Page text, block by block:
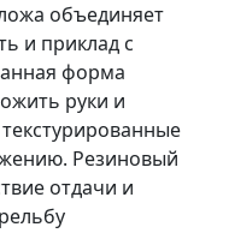
объединяет
и приклад с
форма
руки и
Резиновый
отдачи и